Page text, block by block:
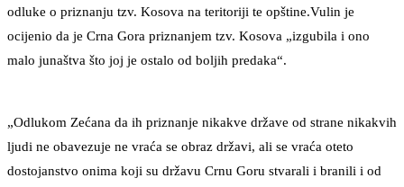
odluke o priznanju tzv. Kosova na teritoriji te opštine.Vulin je
ocijenio da je Crna Gora priznanjem tzv. Kosova „izgubila i ono
malo junaštva što joj je ostalo od boljih predaka“.
„Odlukom Zećana da ih priznanje nikakve države od strane nikakvih
ljudi ne obavezuje ne vraća se obraz državi, ali se vraća oteto
dostojanstvo onima koji su državu Crnu Goru stvarali i branili i od